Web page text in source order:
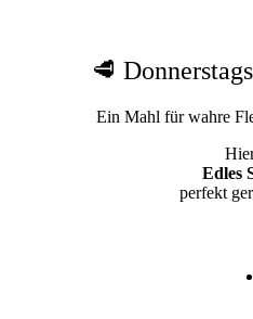
🥩
Ein Mahl für wahre
Edles
perfekt